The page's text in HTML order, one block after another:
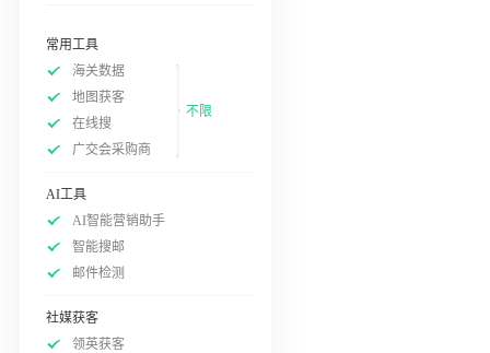
常用工具
海关数据
地图获客
在线搜
广交会采购商
不限
AI工具
AI智能营销助手
智能搜邮
邮件检测
社媒获客
领英获客